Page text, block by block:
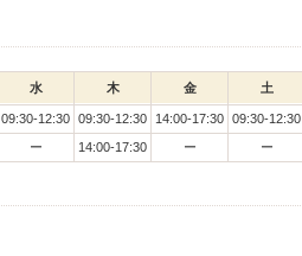
水 木 金 土
09:30-12:30 09:30-12:30 14:00-17:30 09:30-12:30
ー 14:00-17:30 ー ー